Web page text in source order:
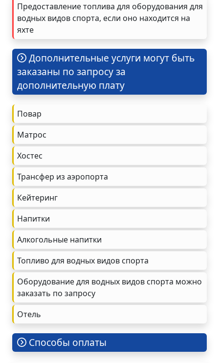
Предоставление топлива для оборудования для
водных видов спорта, если оно находится на
яхте
Дополнительные услуги могут быть
заказаны по запросу за
дополнительную плату
Повар
Матрос
Хостес
Трансфер из аэропорта
Кейтеринг
Напитки
Алкогольные напитки
Топливо для водных видов спорта
Оборудование для водных видов спорта можно
заказать по запросу
Oтель
Cпособы оплаты